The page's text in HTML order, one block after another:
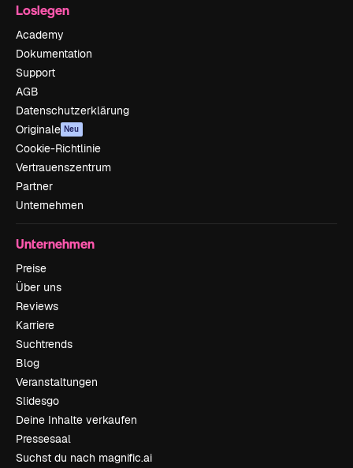
Loslegen
Academy
Dokumentation
Support
AGB
Datenschutzerklärung
Originale Neu
Cookie-Richtlinie
Vertrauenszentrum
Partner
Unternehmen
Unternehmen
Preise
Über uns
Reviews
Karriere
Suchtrends
Blog
Veranstaltungen
Slidesgo
Deine Inhalte verkaufen
Pressesaal
Suchst du nach magnific.ai